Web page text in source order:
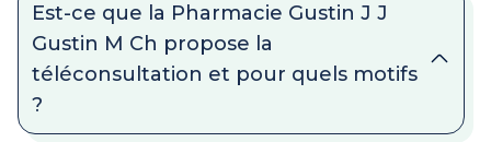
Est-ce que la Pharmacie Gustin J J
Gustin M Ch propose la
téléconsultation et pour quels motifs
?